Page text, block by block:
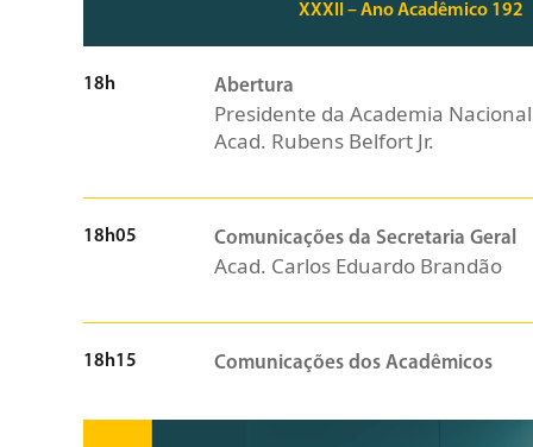
XXXII – Ano Acadêmico 192
18h Abertura
Presidente da Academia
Acad. Rubens Belfort Jr.
18h05 Comunicações da Secretaria Geral
Acad. Carlos Eduardo Brandão
18h15 Comunicações dos Acadêmicos